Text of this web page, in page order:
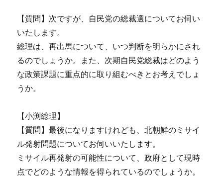
【質問】次ですが、自民党の総裁選についてお伺い
いたします。
総理は、再出馬について、いつ判断を明らかにされ
るのでしょうか。また、次期自民党総裁はどのよう
な政策課題に重点的に取り組むべきとお考えでしょ
うか。
【小渕総理】
【質問】最後になりますけれども、北朝鮮のミサイ
ル発射問題についてお伺いいたします。
ミサイル再発射の可能性について、政府として現時
点でどのような情報を得られているのでしょうか。